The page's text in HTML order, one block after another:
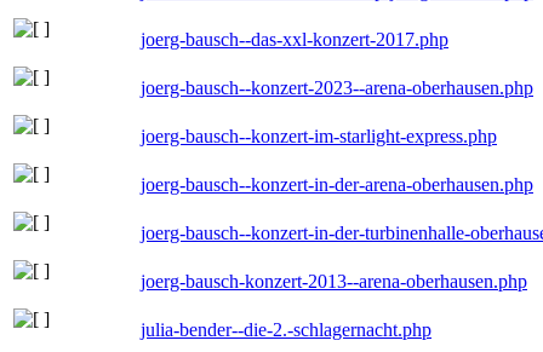
joerg-bausch--das-xxl-konzert-2017.php
joerg-bausch--konzert-2023--arena-oberhausen.php
joerg-bausch--konzert-im-starlight-express.php
joerg-bausch--konzert-in-der-arena-oberhausen.php
joerg-bausch--konzert-in-der-turbinenhalle-
joerg-bausch-konzert-2013--arena-oberhausen.php
julia-bender--die-2.-schlagernacht.php